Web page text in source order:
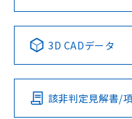
Pb Hg
O
No No
こ
その他の認証は
3D CADデータ
該非判定見解書/